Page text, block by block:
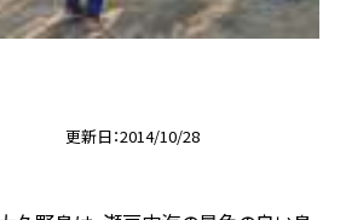
更新日 2014/10/28